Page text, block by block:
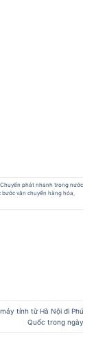
Chuyển phát nhanh trong nước
bước vận chuyển hàng hóa ,
tính từ Hà Nội đi Phú
Quốc trong ngày